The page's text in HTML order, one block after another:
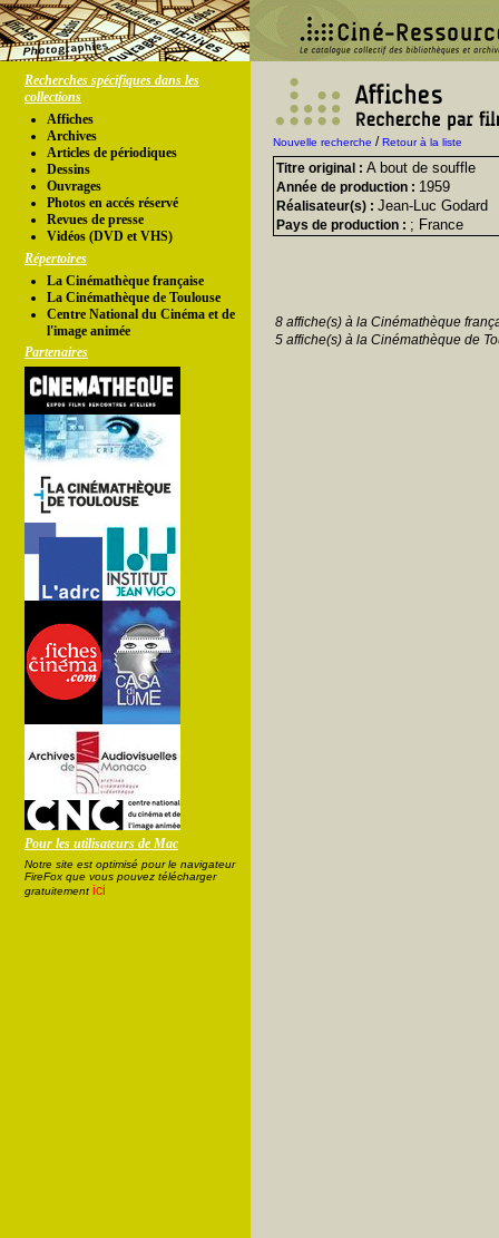
Recherches spécifiques dans les
collections
Affiches
Archives
Articles de périodiques
Dessins
Ouvrages
Photos en accés réservé
Revues de presse
Vidéos (DVD et VHS)
Répertoires
La Cinémathèque française
La Cinémathèque de Toulouse
Centre National du Cinéma et de
l'image animée
Partenaires
Pour les utilisateurs de Mac
Notre site est optimisé pour le navigateur
FireFox que vous pouvez télécharger
gratuitement ici
Nouvelle recherche /Retour à la liste
Titre original : A bout de souffle
Année de production : 1959
Réalisateur(s) : Jean-Luc Godard
Pays de production : ; France
8 affiche(s) à la Cinémathèque
5 affiche(s) à la Cinémathèque de